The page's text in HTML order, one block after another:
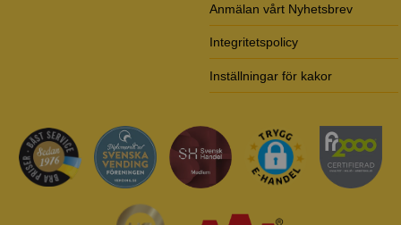
Anmälan vårt Nyhetsbrev
Integritetspolicy
Inställningar för kakor